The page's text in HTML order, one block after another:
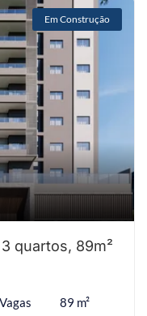
Em Construção
quartos, 89m²
89 m²